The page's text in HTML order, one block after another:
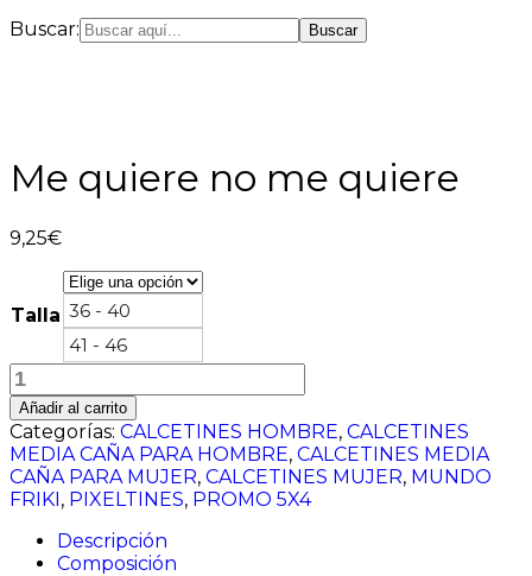
Buscar:
Me quiere no me quiere
9,25€
Talla 36 - 40
41 - 46
Me
quiere
no
me
quiere
cantidad
Añadir al carrito
Categorías: CALCETINES HOMBRE, CALCETINES
MEDIA CAÑA PARA HOMBRE, CALCETINES MEDIA
CAÑA PARA MUJER, CALCETINES MUJER, MUNDO
FRIKI, PIXELTINES, PROMO 5X4
Descripción
Composición